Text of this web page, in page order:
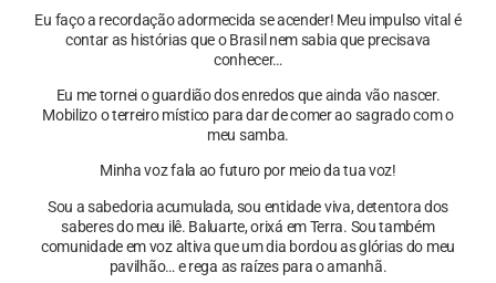
Eu faço a recordação adormecida se acender! Meu impulso vital é
contar as histórias que o Brasil nem sabia que precisava
conhecer…
Eu me tornei o guardião dos enredos que ainda vão nascer.
Mobilizo o terreiro místico para dar de comer ao sagrado com o
meu samba.
Minha voz fala ao futuro por meio da tua voz!
Sou a sabedoria acumulada, sou entidade viva, detentora dos
saberes do meu ilê. Baluarte, orixá em Terra. Sou também
comunidade em voz altiva que um dia bordou as glórias do meu
pavilhão… e rega as raízes para o amanhã.